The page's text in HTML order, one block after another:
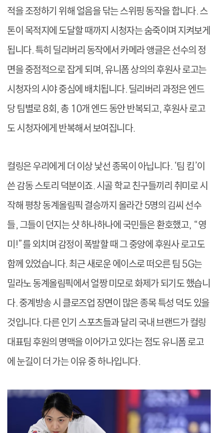
적을 조정하기 위해 얼음을 닦는 스위핑 동작을 합니다. 스
톤이 목적지에 도달할 때까지 시청자는 숨죽이며 지켜보게
됩니다. 특히 딜리버리 동작에서 카메라 앵글은 선수의 정
면을 중점적으로 잡게 되며, 유니폼 상의의 후원사 로고는
시청자의 시야 중심에 배치됩니다. 딜리버리 과정은 엔드
당 팀별로 8회, 총 10개 엔드 동안 반복되고, 후원사 로고
도 시청자에게 반복해서 보여집니다.
컬링은 우리에게 더 이상 낯선 종목이 아닙니다. ‘팀 킴’이
쓴 감동 스토리 덕분이죠. 시골 학교 친구들끼리 취미로 시
작해 평창 동계올림픽 결승까지 올라간 5명의 김씨 선수
들, 그들이 던지는 샷 하나하나에 국민들은 환호했고, “영
미!”를 외치며 감정이 폭발할 때 그 중앙에 후원사 로고도
함께 있었습니다. 최근 새로운 에이스로 떠오른 팀 5G는
밀라노 동계올림픽에서 얼짱 미모로 화제가 되기도 했습니
다. 중계방송 시 클로즈업 장면이 많은 종목 특성 덕도 있을
것입니다. 다른 인기 스포츠들과 달리 국내 브랜드가 컬링
대표팀 후원의 명맥을 이어가고 있다는 점도 유니폼 로고
에 눈길이 더 가는 이유 중 하나입니다.